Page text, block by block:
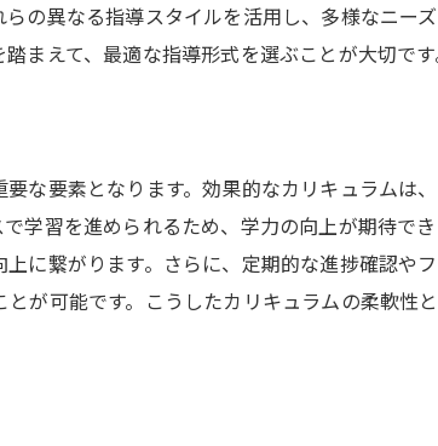
軽減する方法とその効果
資を見据えた支払い選択
境に合った塾の探し方
との連携で実現する教育支援
の利点と挑戦
の共存共栄のために
の異なる指導スタイルを活用し、多様なニー
まえて、最適な指導形式を選ぶことが大切です
な要素となります。効果的なカリキュラムは
学習を進められるため、学力の向上が期待で
に繋がります。さらに、定期的な進捗確認や
が可能です。こうしたカリキュラムの柔軟性